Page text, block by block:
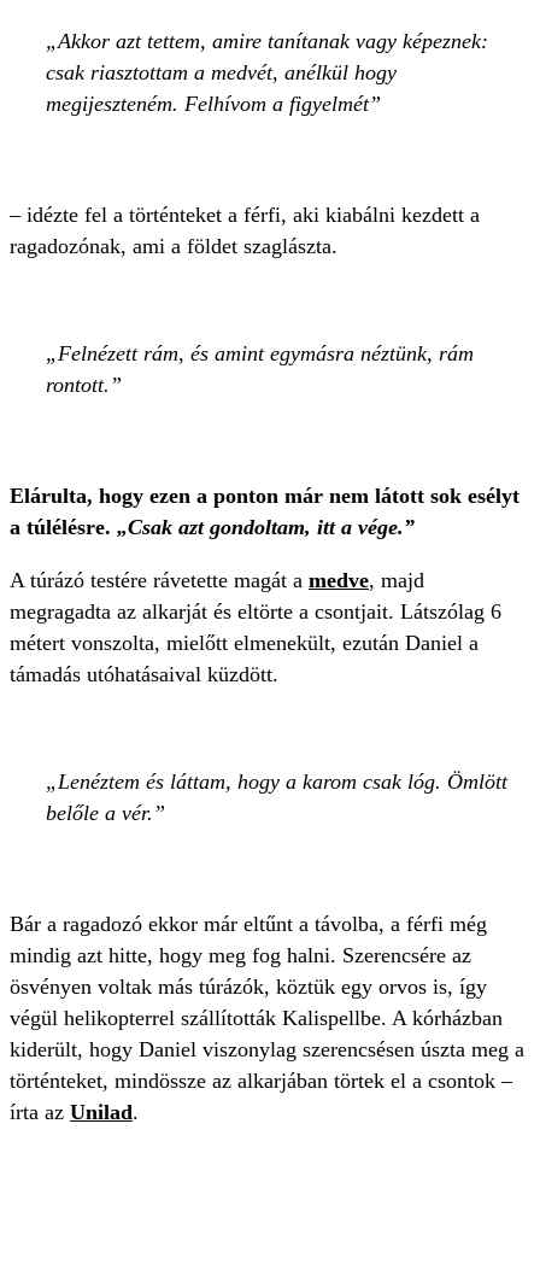
Akkor azt tettem, amire tanítanak vagy képeznek:
csak riasztottam a medvét, anélkül hogy
megijeszteném. Felhívom a figyelmét
– idézte fel a történteket a férfi, aki kiabálni kezdett a
ragadozónak, ami a földet szaglászta.
Felnézett rám, és amint egymásra néztünk, rám
rontott.
Elárulta, hogy ezen a ponton már nem látott sok esélyt
a túlélésre. „Csak azt gondoltam, itt a vége.”
A túrázó testére rávetette magát a medve, majd
megragadta az alkarját és eltörte a csontjait. Látszólag 6
métert vonszolta, mielőtt elmenekült, ezután Daniel a
támadás utóhatásaival küzdött.
Lenéztem és láttam, hogy a karom csak lóg. Ömlött
belőle a vér.
Bár a ragadozó ekkor már eltűnt a távolba, a férfi még
mindig azt hitte, hogy meg fog halni. Szerencsére az
ösvényen voltak más túrázók, köztük egy orvos is, így
végül helikopterrel szállították Kalispellbe. A kórházban
kiderült, hogy Daniel viszonylag szerencsésen úszta meg a
történteket, mindössze az alkarjában törtek el a csontok –
írta az Unilad.